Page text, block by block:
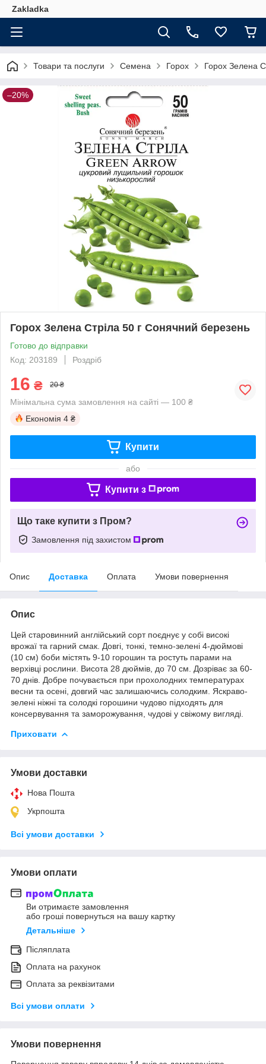
Zakladka
Товари та послуги Семена Горох Горох Зелена
–20%
Горох Зелена Стріла 50 г Сонячний березень
Готово до відправки
Код: 203189
Роздріб
16 ₴ 20 ₴
Мінімальна сума замовлення на сайті — 100 ₴
Економія 4 ₴
Купити
або
Купити з
Що таке купити з Пром?
Замовлення під захистом
Опис Доставка Оплата Умови повернення
Опис
Цей старовинний англійський сорт поєднує у собі високі
врожаї та гарний смак. Довгі, тонкі, темно-зелені 4-дюймові
(10 см) боби містять 9-10 горошин та ростуть парами на
верхівці рослини. Висота 28 дюймів, до 70 см. Дозріває за 60-
70 днів. Добре почувається при прохолодних температурах
весни та осені, довгий час залишаючись солодким. Яскраво-
зелені ніжні та солодкі горошини чудово підходять для
консервування та заморожування, чудові у свіжому вигляді.
Приховати
Умови доставки
Нова Пошта
Укрпошта
Всі умови доставки
Умови оплати
Ви отримаєте замовлення
або гроші повернуться на вашу картку
Детальніше
Післяплата
Оплата на рахунок
Оплата за реквізитами
Всі умови оплати
Умови повернення